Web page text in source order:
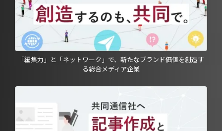
「編集力」と「ネットワーク」で、新たなブランド価値を創造す
る総合メディア企業